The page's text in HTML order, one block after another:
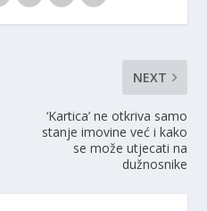
NEXT
‘Kartica’ ne otkriva samo
stanje imovine već i kako
se može utjecati na
dužnosnike